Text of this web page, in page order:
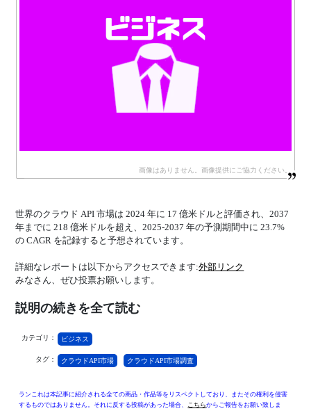
世界のクラウド API 市場は 2024 年に 17 億米ドルと評価され、2037
年までに 218 億米ドルを超え、2025‐2037 年の予測期間中に 23.7%
の CAGR を記録すると予想されています。
詳細なレポートは以下からアクセスできます:外部リンク
みなさん、ぜひ投票お願いします。
説明の続きを全て読む
カテゴリ： ビジネス
タグ： クラウドAPI市場 クラウドAPI市場調査
ランこれは本記事に紹介される全ての商品・作品等をリスペクトしており、またその権利を侵害
するものではありません。それに反する投稿があった場合、 こちらからご報告をお願い致しま